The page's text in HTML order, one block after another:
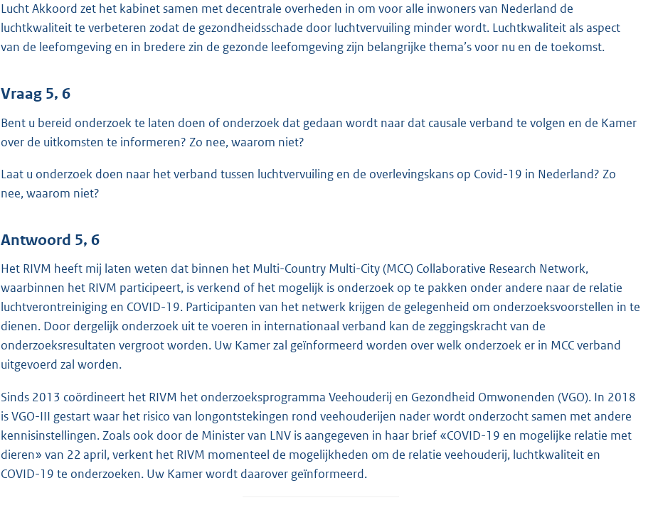
Lucht Akkoord zet het kabinet samen met decentrale overheden in om voor alle inwoners van Nederland de
luchtkwaliteit te verbeteren zodat de gezondheidsschade door luchtvervuiling minder wordt. Luchtkwaliteit als aspect
van de leefomgeving en in bredere zin de gezonde leefomgeving zijn belangrijke thema’s voor nu en de toekomst.
Vraag 5, 6
Bent u bereid onderzoek te laten doen of onderzoek dat gedaan wordt naar dat causale verband te volgen en de Kamer
over de uitkomsten te informeren? Zo nee, waarom niet?
Laat u onderzoek doen naar het verband tussen luchtvervuiling en de overlevingskans op Covid-19 in Nederland? Zo
nee, waarom niet?
Antwoord 5, 6
Het RIVM heeft mij laten weten dat binnen het Multi-Country Multi-City (MCC) Collaborative Research Network,
waarbinnen het RIVM participeert, is verkend of het mogelijk is onderzoek op te pakken onder andere naar de relatie
luchtverontreiniging en COVID-19. Participanten van het netwerk krijgen de gelegenheid om onderzoeksvoorstellen in te
dienen. Door dergelijk onderzoek uit te voeren in internationaal verband kan de zeggingskracht van de
onderzoeksresultaten vergroot worden. Uw Kamer zal geïnformeerd worden over welk onderzoek er in MCC verband
uitgevoerd zal worden.
Sinds 2013 coördineert het RIVM het onderzoeksprogramma Veehouderij en Gezondheid Omwonenden (VGO). In 2018
is VGO-III gestart waar het risico van longontstekingen rond veehouderijen nader wordt onderzocht samen met andere
kennisinstellingen. Zoals ook door de Minister van LNV is aangegeven in haar brief «COVID-19 en mogelijke relatie met
dieren» van 22 april, verkent het RIVM momenteel de mogelijkheden om de relatie veehouderij, luchtkwaliteit en
COVID-19 te onderzoeken. Uw Kamer wordt daarover geïnformeerd.